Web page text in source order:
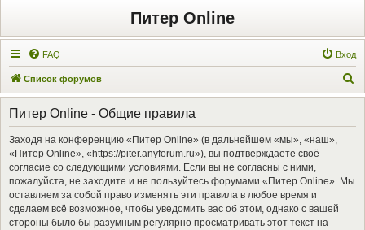
Питер Online
FAQ Вход
Список форумов
о
Питер Online - Общие правила
Заходя на конференцию «Питер Online» (в дальнейшем «мы», «наш»,
«Питер Online», «https://piter.anyforum.ru»), вы подтверждаете своё
согласие со следующими условиями. Если вы не согласны с ними,
пожалуйста, не заходите и не пользуйтесь форумами «Питер Online». Мы
оставляем за собой право изменять эти правила в любое время и
сделаем всё возможное, чтобы уведомить вас об этом, однако с вашей
стороны было бы разумным регулярно просматривать этот текст на